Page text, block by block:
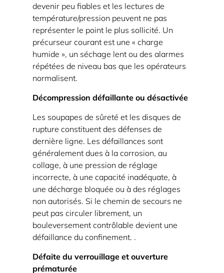
quotidiennement
3.1
Pré-
exécution :
2
minutes
qui
évitent
la
plupart
des
incidents
3.2
Chargement :
évite
le
du
devenir peu fiables et les lectures de
température/pression peuvent ne pas
représenter le point le plus sollicité. Un
précurseur courant est une « charge
humide », un séchage lent ou des alarmes
répétées de niveau bas que les opérateurs
normalisent.
Décompression défaillante ou désactivée
Les soupapes de sûreté et les disques de
rupture constituent des défenses de
dernière ligne. Les défaillances sont
généralement dues à la corrosion, au
collage, à une pression de réglage
incorrecte, à une capacité inadéquate, à
une décharge bloquée ou à des réglages
non autorisés. Si le chemin de secours ne
peut pas circuler librement, un
bouleversement contrôlable devient une
défaillance du confinement. .
Défaite du verrouillage et ouverture
prématurée